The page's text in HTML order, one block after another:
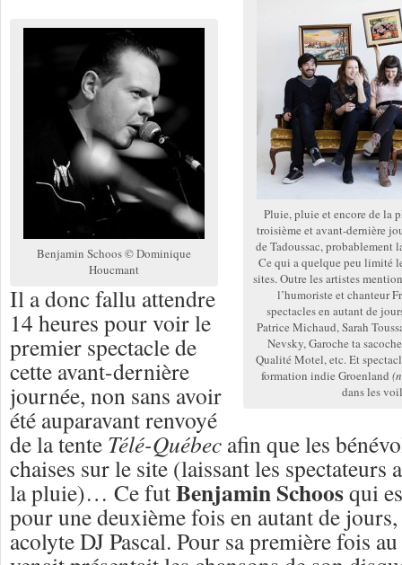
Pluie, pluie et encore de la
troisième et avant-dernière
de Tadoussac, probablement
Ce qui a quelque peu limité
sites. Outre les artistes
l’humoriste et chanteur
spectacles en autant de
Patrice Michaud, Sarah
Nevsky, Garoche ta
Qualité Motel, etc. Et
formation indie Groenland
dans les
Benjamin Schoos © Dominique
Houcmant
Il a donc fallu attendre
14 heures pour voir le
premier spectacle de
cette avant-dernière
journée, non sans avoir
été auparavant renvoyé
de la tente Télé-Québec afin que les
chaises sur le site (laissant les spectateurs
la pluie)… Ce futBenjamin Schoosqui
pour une deuxième fois en autant de
acolyte DJ Pascal. Pour sa première fois